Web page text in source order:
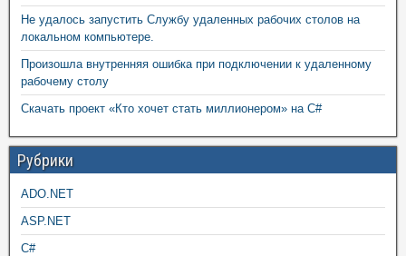
Не удалось запустить Службу удаленных рабочих столов на
локальном компьютере.
Произошла внутренняя ошибка при подключении к удаленному
рабочему столу
Скачать проект «Кто хочет стать миллионером» на C#
Рубрики
ADO.NET
ASP.NET
C#